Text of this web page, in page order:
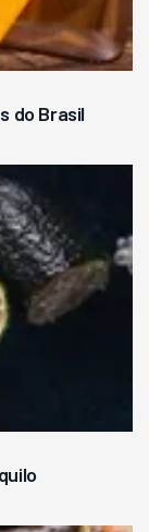
do Brasil